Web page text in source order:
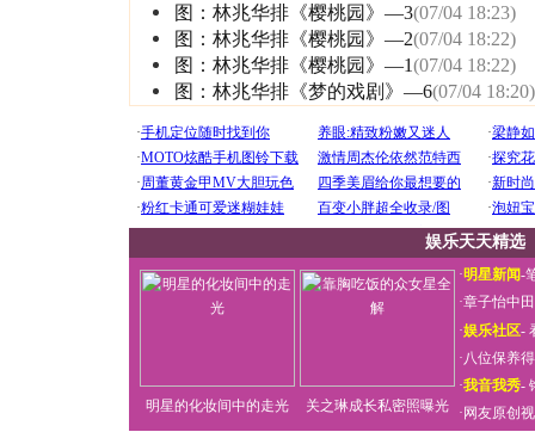
图：林兆华排《樱桃园》—3(07/04 18:23)
图：林兆华排《樱桃园》—2(07/04 18:22)
图：林兆华排《樱桃园》—1(07/04 18:22)
图：林兆华排《梦的戏剧》—6(07/04 18:20)
娱乐天天精选
明星的化妆间中的走光 关之琳成长私密照曝光
·明星新闻-
·章子怡中
·娱乐社区-
·八位保养
·我音我秀-
· 网友原创